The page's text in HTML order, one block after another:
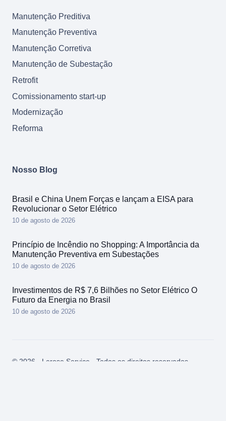
Manutenção Preditiva
Manutenção Preventiva
Manutenção Corretiva
Manutenção de Subestação
Retrofit
Comissionamento start-up
Modernização
Reforma
Nosso Blog
Brasil e China Unem Forças e lançam a EISA para
Revolucionar o Setor Elétrico
10 de agosto de 2026
Princípio de Incêndio no Shopping: A Importância da
Manutenção Preventiva em Subestações
10 de agosto de 2026
Investimentos de R$ 7,6 Bilhões no Setor Elétrico O
Futuro da Energia no Brasil
10 de agosto de 2026
© 2026 - Lerose Service - Todos os direitos reservados